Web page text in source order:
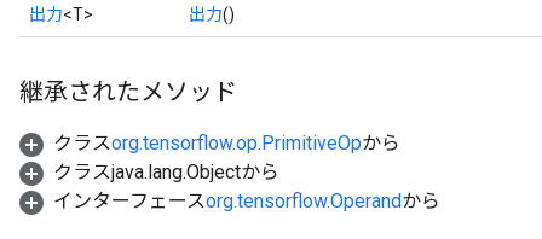
出力<T> 出力()
継承されたメソッド
クラスorg.tensorflow.op.PrimitiveOpから
クラスjava.lang.Objectから
インターフェースorg.tensorflow.Operandから